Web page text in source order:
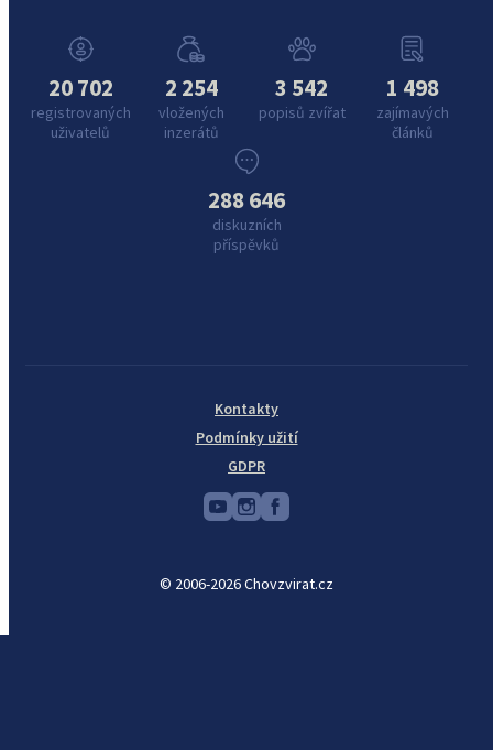
20 702
registrovaných
uživatelů
2 254
vložených
inzerátů
3 542
popisů zvířat
1 498
zajímavých
článků
288 646
diskuzních
příspěvků
© 2006-2026 Chovzvirat.cz
Kontakty
Podmínky užití
GDPR